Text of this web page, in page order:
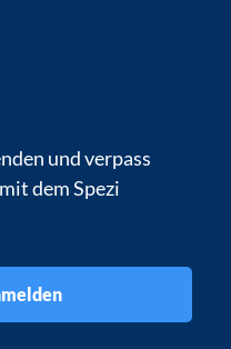
und verpass
dem Spezi